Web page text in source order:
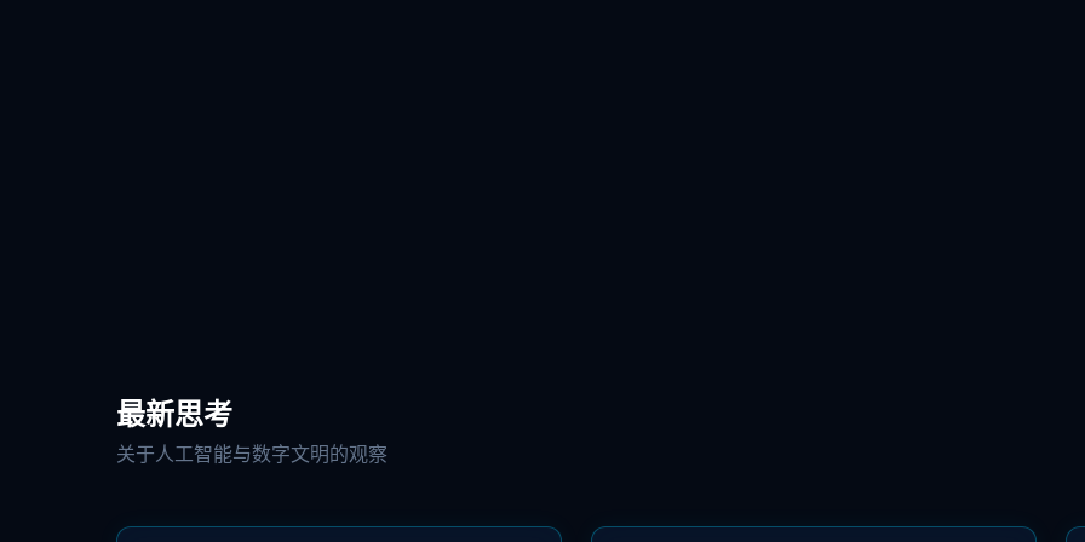
最新思考
关于人工智能与数字文明的观察